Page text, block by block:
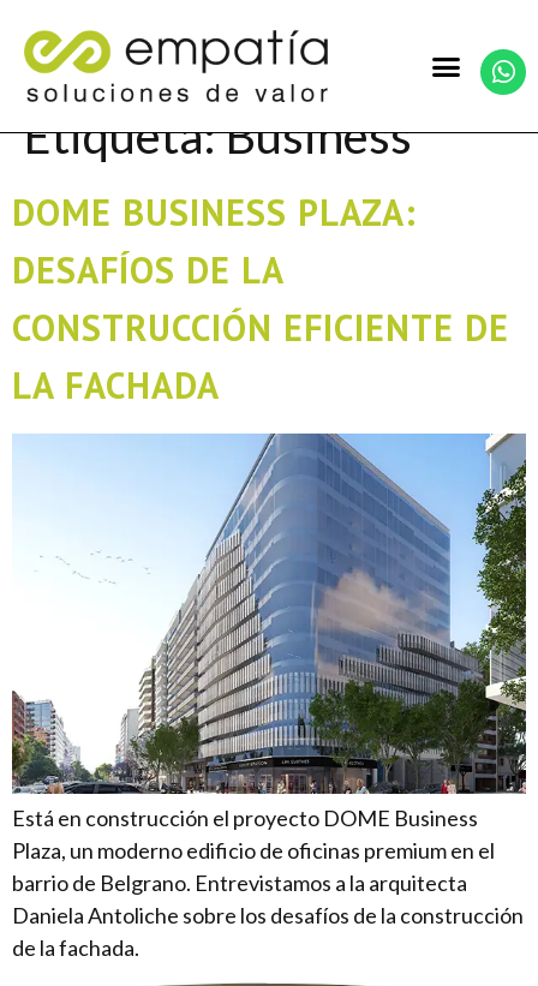
Etiqueta:Business
DOME BUSINESS PLAZA:
DESAFÍOS DE LA
CONSTRUCCIÓN EFICIENTE DE
LA FACHADA
Está en construcción el proyecto DOME Business
Plaza, un moderno edificio de oficinas premium en el
barrio de Belgrano. Entrevistamos a la arquitecta
Daniela Antoliche sobre los desafíos de la construcción
de la fachada.